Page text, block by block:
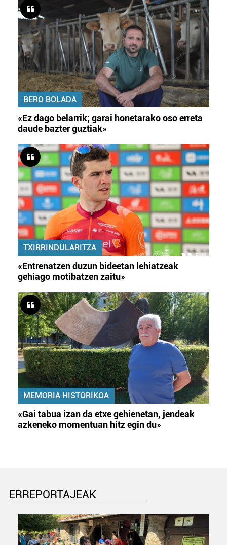
BERO BOLADA
«Ez dago belarrik; garai honetarako oso erreta
daude bazter guztiak»
TXIRRINDULARITZA
«Entrenatzen duzun bideetan lehiatzeak
gehiago motibatzen zaitu»
MEMORIA HISTORIKOA
«Gai tabua izan da etxe gehienetan, jendeak
azkeneko momentuan hitz egin du»
ERREPORTAJEAK